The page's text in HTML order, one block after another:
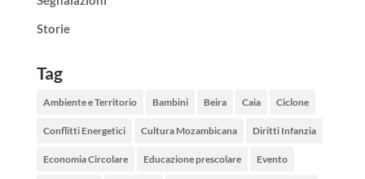
Storie
Tag
Ambiente e Territorio Bambini Beira Caia Ciclone
Conflitti Energetici Cultura Mozambicana Diritti Infanzia
Economia Circolare Educazione prescolare Evento